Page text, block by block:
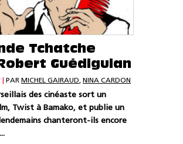
Tchatche
Guédiguian
PAR MICHEL GAIRAUD, NINA CARDON
des cinéaste sort un
Twist à Bamako, et publie un
chanteront-ils encore